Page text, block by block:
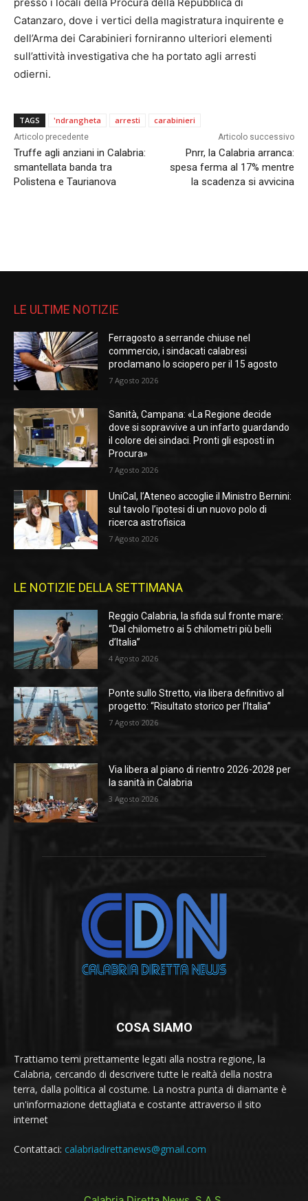
Catanzaro, dove i vertici della magistratura inquirente e
dell’Arma dei Carabinieri forniranno ulteriori elementi
sull’attività investigativa che ha portato agli arresti
odierni.
TAGS 'ndrangheta arresti carabinieri
Articolo precedente
Truffe agli anziani in Calabria:
smantellata banda tra
Polistena e Taurianova
Articolo successivo
Pnrr, la Calabria arranca:
spesa ferma al 17% mentre
la scadenza si avvicina
LE ULTIME NOTIZIE
Ferragosto a serrande chiuse nel
commercio, i sindacati calabresi
proclamano lo sciopero per il 15 agosto
7 Agosto 2026
Sanità, Campana: «La Regione decide
dove si sopravvive a un infarto guardando
il colore dei sindaci. Pronti gli esposti in
Procura»
7 Agosto 2026
UniCal, l’Ateneo accoglie il Ministro Bernini:
sul tavolo l’ipotesi di un nuovo polo di
ricerca astrofisica
7 Agosto 2026
LE NOTIZIE DELLA SETTIMANA
Reggio Calabria, la sfida sul fronte mare:
“Dal chilometro ai 5 chilometri più belli
d’Italia”
4 Agosto 2026
Ponte sullo Stretto, via libera definitivo al
progetto: “Risultato storico per l’Italia”
7 Agosto 2026
Via libera al piano di rientro 2026-2028 per
la sanità in Calabria
3 Agosto 2026
COSA SIAMO
Trattiamo temi prettamente legati alla nostra regione, la
Calabria, cercando di descrivere tutte le realtà della nostra
terra, dalla politica al costume. La nostra punta di diamante è
un'informazione dettagliata e costante attraverso il sito
internet
Contattaci: calabriadirettanews@gmail.com